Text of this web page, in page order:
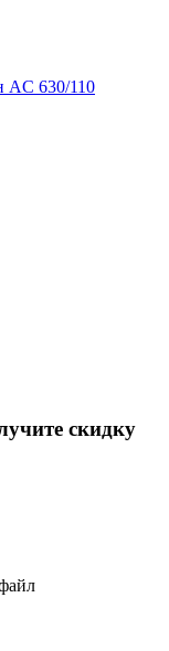
AC 630/110
скидку